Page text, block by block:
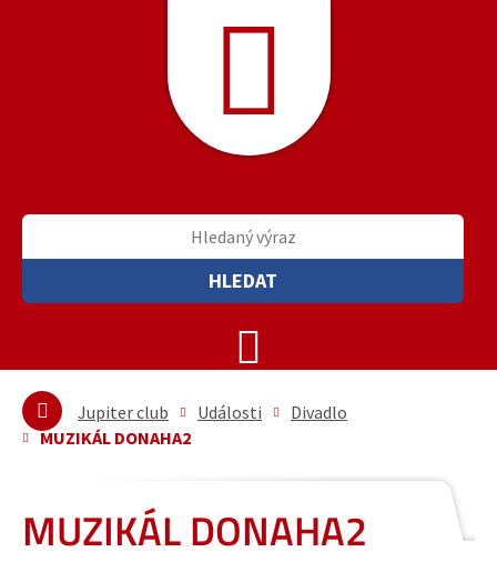
HLEDAT
Jupiter club Události
Divadlo
MUZIKÁL DONAHA2
MUZIKÁL DONAHA2